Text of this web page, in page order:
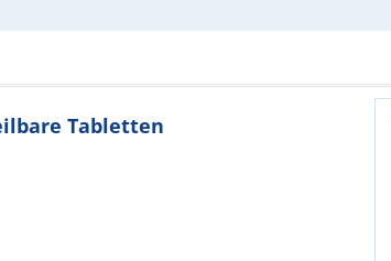
Tabletten